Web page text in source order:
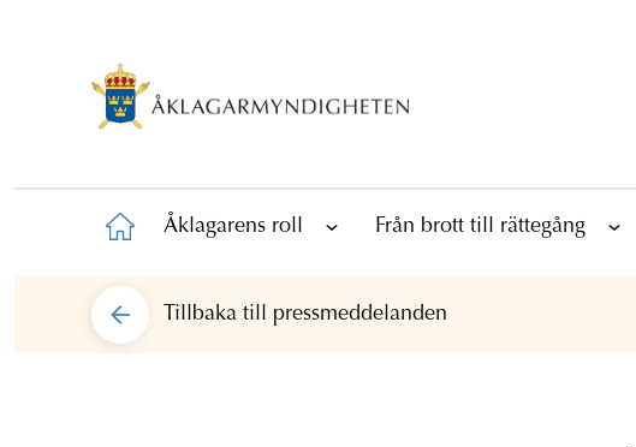
Åklagarens roll Från brott till rättegång
Tillbaka till pressmeddelanden